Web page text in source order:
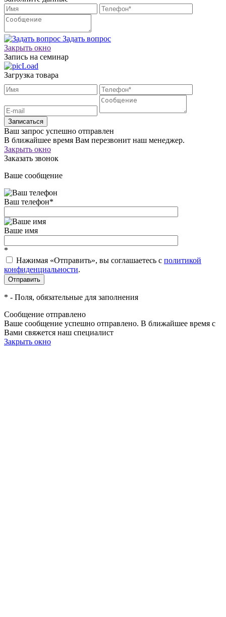
Задать вопрос
Закрыть окно
Запись на семинар
Загрузка товара
Записаться
Ваш запрос успешно отправлен
В ближайшее время Вам перезвонит наш менеджер.
Закрыть окно
Заказать звонок
Ваше сообщение
Ваш телефон*
Ваше имя
*
Нажимая «Отправить», вы соглашаетесь c политикой
конфиденциальности.
* - Поля, обязательные для заполнения
Сообщение отправлено
Ваше сообщение успешно отправлено. В ближайшее время с
Вами свяжется наш специалист
Закрыть окно